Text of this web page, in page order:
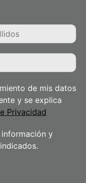
de mis datos
y se explica
Privacidad
información y